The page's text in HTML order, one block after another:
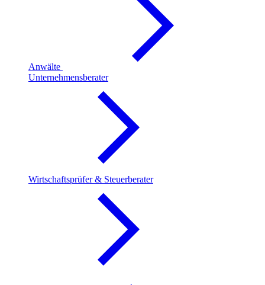
Anwälte
Unternehmensberater
Wirtschaftsprüfer & Steuerberater